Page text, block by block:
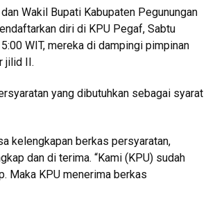
Wakil Bupati Kabupaten Pegunungan
diri di KPU Pegaf, Sabtu
WIT, mereka di dampingi pimpinan
jilid II.
yang dibutuhkan sebagai syarat
kelengkapan berkas persyaratan,
dan di terima. “Kami (KPU) sudah
Maka KPU menerima berkas